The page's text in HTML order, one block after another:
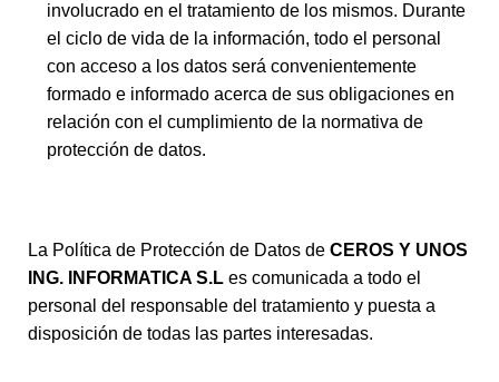
involucrado en el tratamiento de los mismos. Durante
el ciclo de vida de la información, todo el personal
con acceso a los datos será convenientemente
formado e informado acerca de sus obligaciones en
relación con el cumplimiento de la normativa de
protección de datos.
La Política de Protección de Datos de CEROS Y UNOS
ING. INFORMATICA S.L es comunicada a todo el
personal del responsable del tratamiento y puesta a
disposición de todas las partes interesadas.